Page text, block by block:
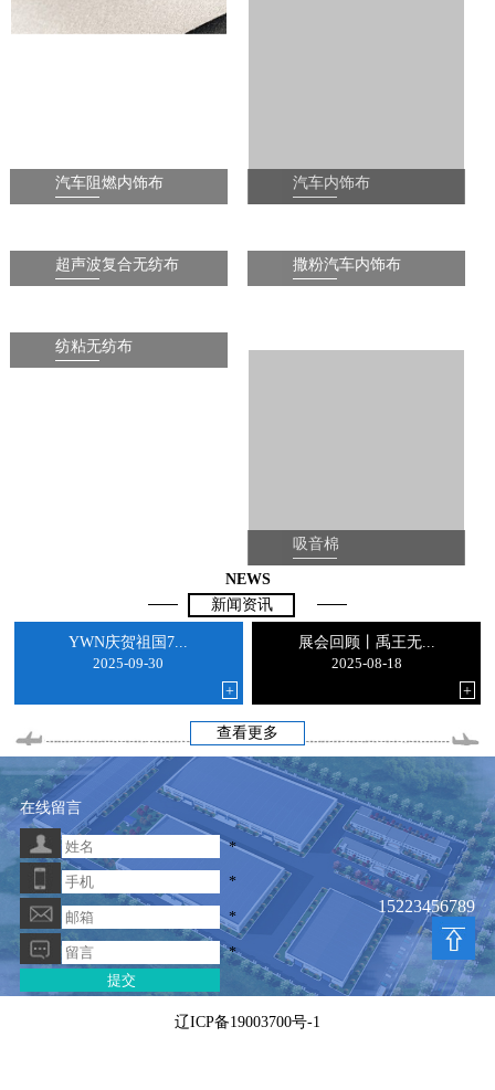
汽车阻燃内饰布 汽车内饰布
超声波复合无纺布 撒粉汽车内饰布
纺粘无纺布
吸音棉
NEWS
新闻资讯
YWN庆贺祖国7...
2025-09-30
+
展会回顾丨禹王无...
2025-08-18
+
查看更多
在线留言
*
*
*
*
15223456789
辽ICP备19003700号-1